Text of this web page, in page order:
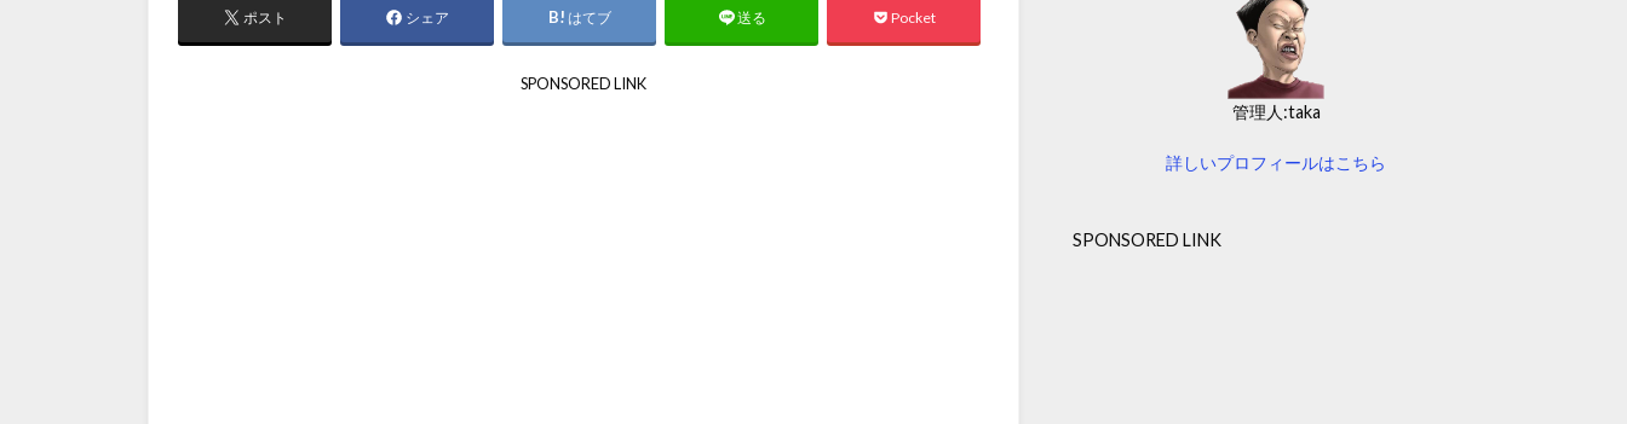
ポスト シェア はてブ 送る Pocket
SPONSORED LINK
管理人:taka
詳しいプロフィールはこちら
SPONSORED LINK